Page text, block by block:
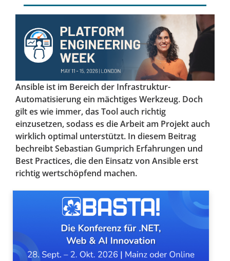
Ansible ist im Bereich der Infrastruktur-
Automatisierung ein mächtiges Werkzeug. Doch
gilt es wie immer, das Tool auch richtig
einzusetzen, sodass es die Arbeit am Projekt auch
wirklich optimal unterstützt. In diesem Beitrag
bechreibt Sebastian Gumprich Erfahrungen und
Best Practices, die den Einsatz von Ansible erst
richtig wertschöpfend machen.